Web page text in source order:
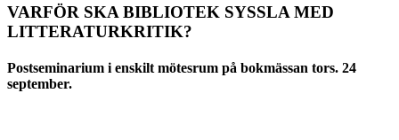
VARFÖR SKA BIBLIOTEK SYSSLA MED
LITTERATURKRITIK?
Postseminarium i enskilt mötesrum på bokmässan tors. 24
september.